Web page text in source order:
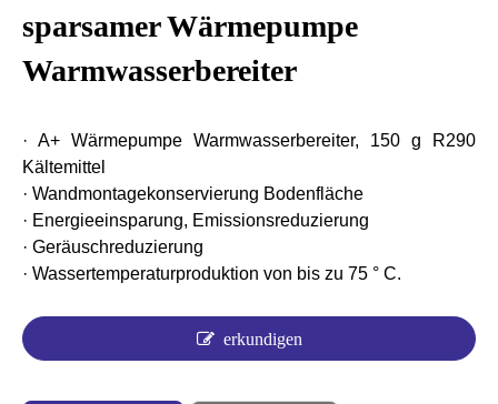
sparsamer Wärmepumpe
Warmwasserbereiter
· A+ Wärmepumpe Warmwasserbereiter, 150 g R290
Kältemittel
· Wandmontagekonservierung Bodenfläche
· Energieeinsparung, Emissionsreduzierung
· Geräuschreduzierung
· Wassertemperaturproduktion von bis zu 75 ° C.
erkundigen